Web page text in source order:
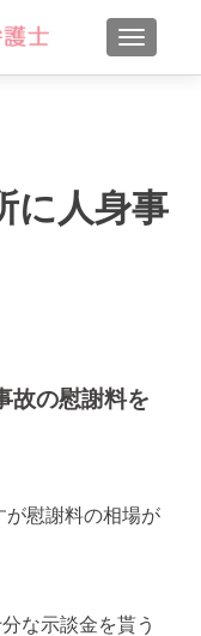
に人身事
故の慰謝料を
が慰謝料の相場が
な示談金を貰う